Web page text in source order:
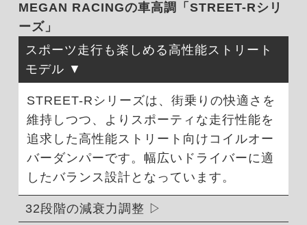
MEGAN RACINGの車高調「STREET-Rシリ
ーズ」
スポーツ走行も楽しめる高性能ストリート
モデル
STREET-Rシリーズは、街乗りの快適さを
維持しつつ、よりスポーティな走行性能を
追求した高性能ストリート向けコイルオー
バーダンパーです。幅広いドライバーに適
したバランス設計となっています。
32段階の減衰力調整